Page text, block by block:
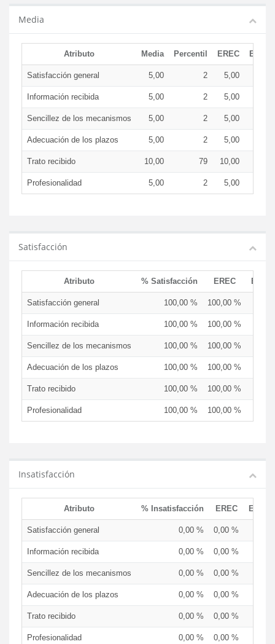
Media
Atributo Media Percentil EREC
Satisfacción general 5,00 2 5,00
Información recibida 5,00 2 5,00
Sencillez de los mecanismos 5,00 2 5,00
Adecuación de los plazos 5,00 2 5,00
Trato recibido 10,00 79 10,00
Profesionalidad 5,00 2 5,00
Satisfacción
Atributo % Satisfacción EREC
Satisfacción general 100,00 % 100,00 %
Información recibida 100,00 % 100,00 %
Sencillez de los mecanismos 100,00 % 100,00 %
Adecuación de los plazos 100,00 % 100,00 %
Trato recibido 100,00 % 100,00 %
Profesionalidad 100,00 % 100,00 %
Insatisfacción
Atributo % Insatisfacción EREC
Satisfacción general 0,00 % 0,00 %
Información recibida 0,00 % 0,00 %
Sencillez de los mecanismos 0,00 % 0,00 %
Adecuación de los plazos 0,00 % 0,00 %
Trato recibido 0,00 % 0,00 %
Profesionalidad 0,00 % 0,00 %